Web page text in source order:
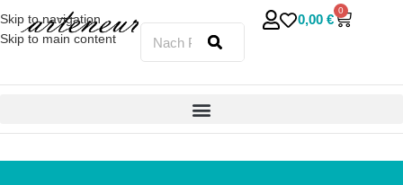
Skip to navigation
Skip to main content
0,00 €
0